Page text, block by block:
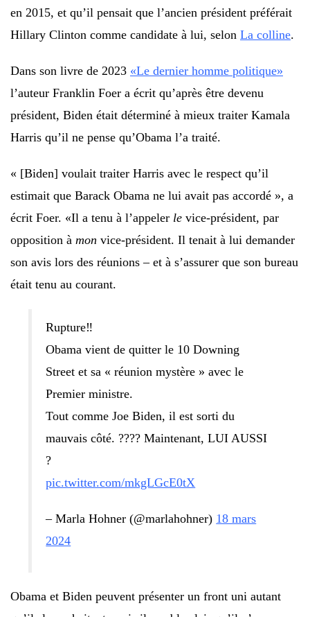
en 2015, et qu’il pensait que l’ancien président préférait
Hillary Clinton comme candidate à lui, selon La colline.
Dans son livre de 2023 «Le dernier homme politique»
l’auteur Franklin Foer a écrit qu’après être devenu
président, Biden était déterminé à mieux traiter Kamala
Harris qu’il ne pense qu’Obama l’a traité.
« [Biden] voulait traiter Harris avec le respect qu’il
estimait que Barack Obama ne lui avait pas accordé », a
écrit Foer. «Il a tenu à l’appeler le vice-président, par
opposition à mon vice-président. Il tenait à lui demander
son avis lors des réunions – et à s’assurer que son bureau
était tenu au courant.
Rupture‼️
Obama vient de quitter le 10 Downing
Street et sa « réunion mystère » avec le
Premier ministre.
Tout comme Joe Biden, il est sorti du
mauvais côté. ???? Maintenant, LUI AUSSI
?
pic.twitter.com/mkgLGcE0tX
– Marla Hohner (@marlahohner) 18 mars
2024
Obama et Biden peuvent présenter un front uni autant